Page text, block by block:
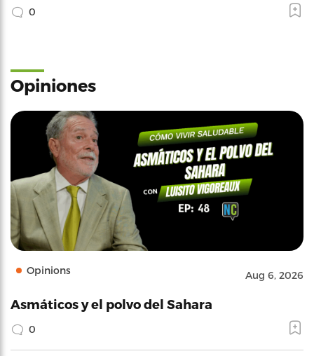
0
Opiniones
Opinions Aug 6, 2026
Asmáticos y el polvo del Sahara
0